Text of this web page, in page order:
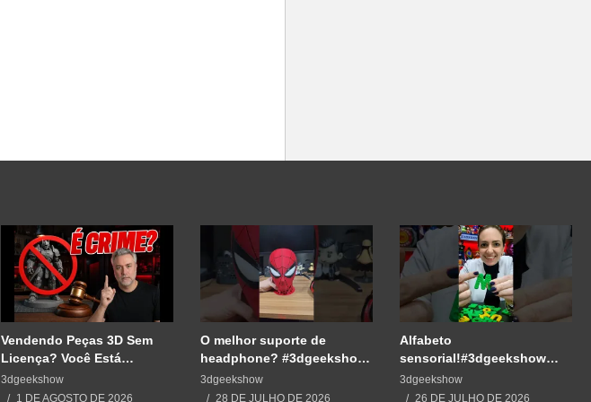
Vendendo Peças 3D Sem
Licença? Você Está
Cometendo um Erro GRAVE
3dgeekshow
1 DE AGOSTO DE 2026
O melhor suporte de
headphone? #3dgeekshow
#impressão3d #3dprinting
#3dprint #spiderman
3dgeekshow
28 DE JULHO DE 2026
Alfabeto
sensorial!#3dgeekshow
#3dprinting #3dprint
#impressão3d #educação
3dgeekshow
26 DE JULHO DE 2026